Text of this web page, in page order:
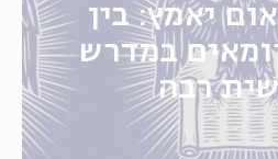
יאמץ: בין
במדרש
רבה